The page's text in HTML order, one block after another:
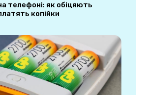
телефоні: як обіцяють
копійки